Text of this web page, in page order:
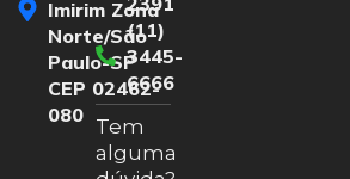
Imirim Zona
Norte/São
Paulo-SP
CEP 02462-
080
(11)
3445-
6666
Tem
alguma